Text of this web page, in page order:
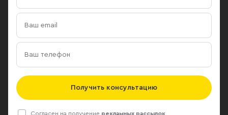
Получить консультацию
Согласен на получение рекламных рассылок